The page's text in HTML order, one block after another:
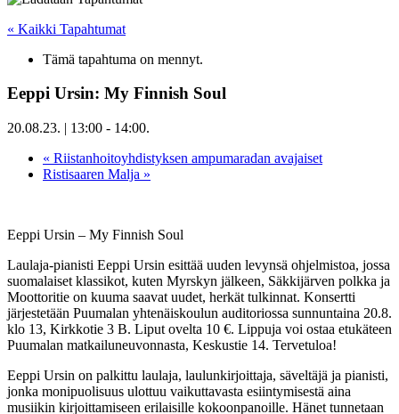
« Kaikki Tapahtumat
Tämä tapahtuma on mennyt.
Eeppi Ursin: My Finnish Soul
20.08.23. | 13:00 - 14:00.
« Riistanhoitoyhdistyksen ampumaradan avajaiset
Ristisaaren Malja »
Eeppi Ursin – My Finnish Soul
Laulaja-pianisti Eeppi Ursin esittää uuden levynsä ohjelmistoa, jossa
suomalaiset klassikot, kuten Myrskyn jälkeen, Säkkijärven polkka ja
Moottoritie on kuuma saavat uudet, herkät tulkinnat. Konsertti
järjestetään Puumalan yhtenäiskoulun auditoriossa sunnuntaina 20.8.
klo 13, Kirkkotie 3 B. Liput ovelta 10 €. Lippuja voi ostaa etukäteen
Puumalan matkailuneuvonnasta, Keskustie 14. Tervetuloa!
Eeppi Ursin on palkittu laulaja, laulunkirjoittaja, säveltäjä ja pianisti,
jonka monipuolisuus ulottuu vaikuttavasta esiintymisestä aina
musiikin kirjoittamiseen erilaisille kokoonpanoille. Hänet tunnetaan